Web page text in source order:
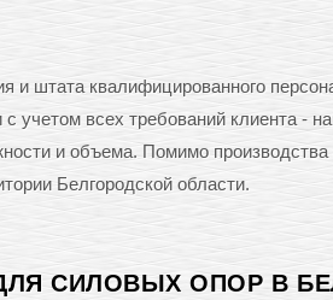
и штата квалифицированного
учетом всех требований клиента -
и объема. Помимо
Белгородской области.
СИЛОВЫХ ОПОР В